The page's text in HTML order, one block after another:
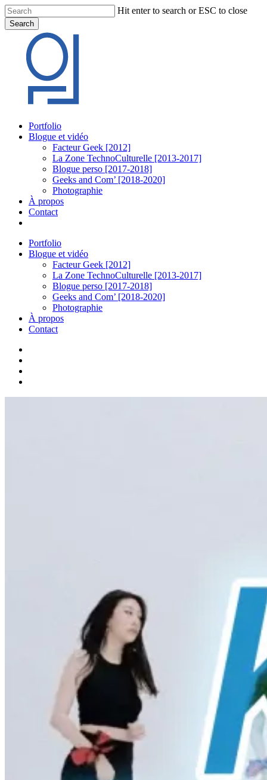
Skip
to
main
content
Hit enter to search or ESC to close
Search
Search
Menu
Portfolio
Blogue et vidéo
Facteur Geek [2012]
La Zone TechnoCulturelle [2013-2017]
Blogue perso [2017-2018]
Geeks and Com’ [2018-2020]
Photographie
À propos
Contact
Portfolio
Blogue et vidéo
Facteur Geek [2012]
La Zone TechnoCulturelle [2013-2017]
Blogue perso [2017-2018]
Geeks and Com’ [2018-2020]
Photographie
À propos
Contact